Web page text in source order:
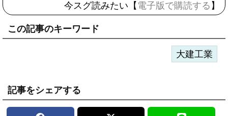
今スグ読みたい【 電子版で購読する 】
この記事のキーワード
大建工業
記事をシェアする